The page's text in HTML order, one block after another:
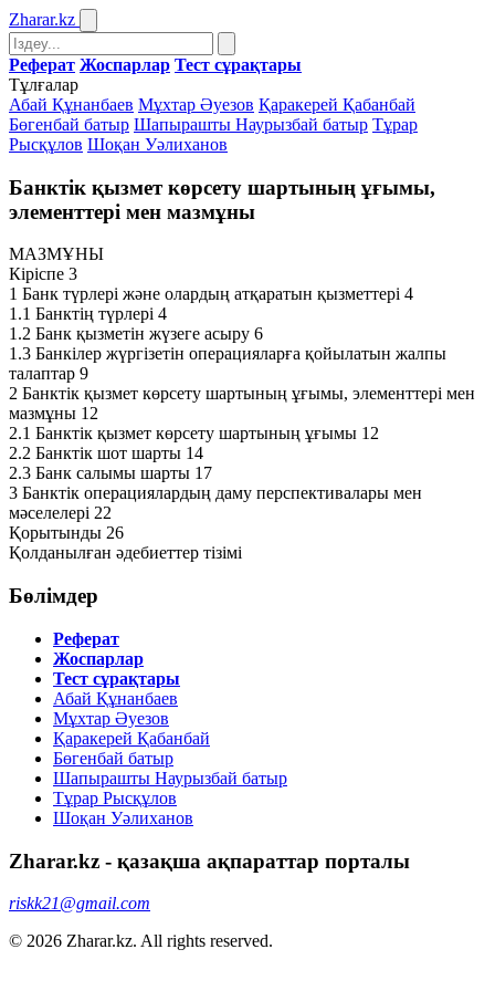
Zharar.kz
Реферат Жоспарлар Тест сұрақтары
Тұлғалар
Абай Құнанбаев Мұхтар Әуезов Қаракерей Қабанбай
Бөгенбай батыр Шапырашты Наурызбай батыр Тұрар
Рысқұлов Шоқан Уәлиханов
Банктік қызмет көрсету шартының ұғымы,
элементтері мен мазмұны
МАЗМҰНЫ
Кіріспе 3
1 Банк түрлерi және олардың атқаратын қызметтері 4
1.1 Банктің түрлері 4
1.2 Банк қызметін жүзеге асыру 6
1.3 Банкілер жүргізетін операцияларға қойылатын жалпы
талаптар 9
2 Банктік қызмет көрсету шартының ұғымы, элементтері мен
мазмұны 12
2.1 Банктік қызмет көрсету шартының ұғымы 12
2.2 Банктік шот шарты 14
2.3 Банк салымы шарты 17
3 Банктiк операциялардың даму перспективалары мен
мәселелерi 22
Қорытынды 26
Қолданылған әдебиеттер тізімі
Бөлімдер
Реферат
Жоспарлар
Тест сұрақтары
Абай Құнанбаев
Мұхтар Әуезов
Қаракерей Қабанбай
Бөгенбай батыр
Шапырашты Наурызбай батыр
Тұрар Рысқұлов
Шоқан Уәлиханов
Zharar.kz - қазақша ақпараттар порталы
riskk21@gmail.com
© 2026 Zharar.kz. All rights reserved.